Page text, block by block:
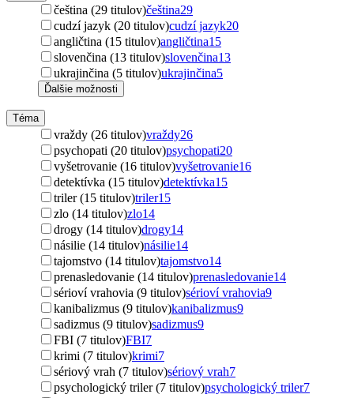
čeština (29 titulov)čeština29
cudzí jazyk (20 titulov)cudzí jazyk20
angličtina (15 titulov)angličtina15
slovenčina (13 titulov)slovenčina13
ukrajinčina (5 titulov)ukrajinčina5
Ďalšie možnosti
Téma
vraždy (26 titulov)vraždy26
psychopati (20 titulov)psychopati20
vyšetrovanie (16 titulov)vyšetrovanie16
detektívka (15 titulov)detektívka15
triler (15 titulov)triler15
zlo (14 titulov)zlo14
drogy (14 titulov)drogy14
násilie (14 titulov)násilie14
tajomstvo (14 titulov)tajomstvo14
prenasledovanie (14 titulov)prenasledovanie14
sérioví vrahovia (9 titulov)sérioví vrahovia9
kanibalizmus (9 titulov)kanibalizmus9
sadizmus (9 titulov)sadizmus9
FBI (7 titulov)FBI7
krimi (7 titulov)krimi7
sériový vrah (7 titulov)sériový vrah7
psychologický triler (7 titulov)psychologický triler7